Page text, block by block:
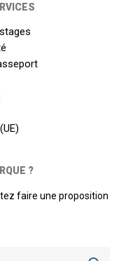
?
faire une proposition